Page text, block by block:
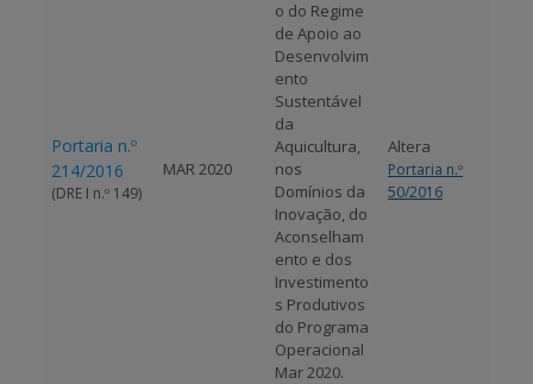
Portaria n.º
214/2016
(DRE I n.º 149)
MAR 2020
o do Regime
de Apoio ao
Desenvolvim
ento
Sustentável
da
Aquicultura,
nos
Domínios da
Inovação, do
Aconselham
ento e dos
Investimento
s Produtivos
do Programa
Operacional
Mar 2020.
Altera
Portaria n.º
50/2016